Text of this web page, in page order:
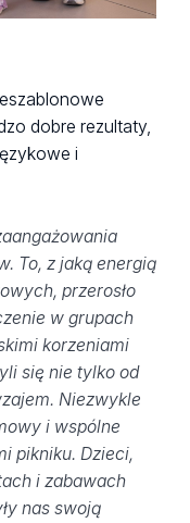
dobre rezultaty,
i
To, z jaką energią
przerosło
w grupach
korzeniami
się nie tylko od
Niezwykle
i wspólne
pikniku. Dzieci,
i zabawach
nas swoją